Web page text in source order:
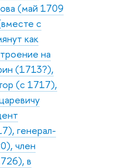
(май 1709
с
как
на
(1713?),
(с 1717),
генерал-
член
в